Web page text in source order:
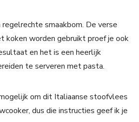
smaakbom. De verse
koken worden gebruikt proef je ook
en het is een heerlijk
te serveren met pasta.
om dit Italiaanse stoofvlees
dus die instructies geef ik je